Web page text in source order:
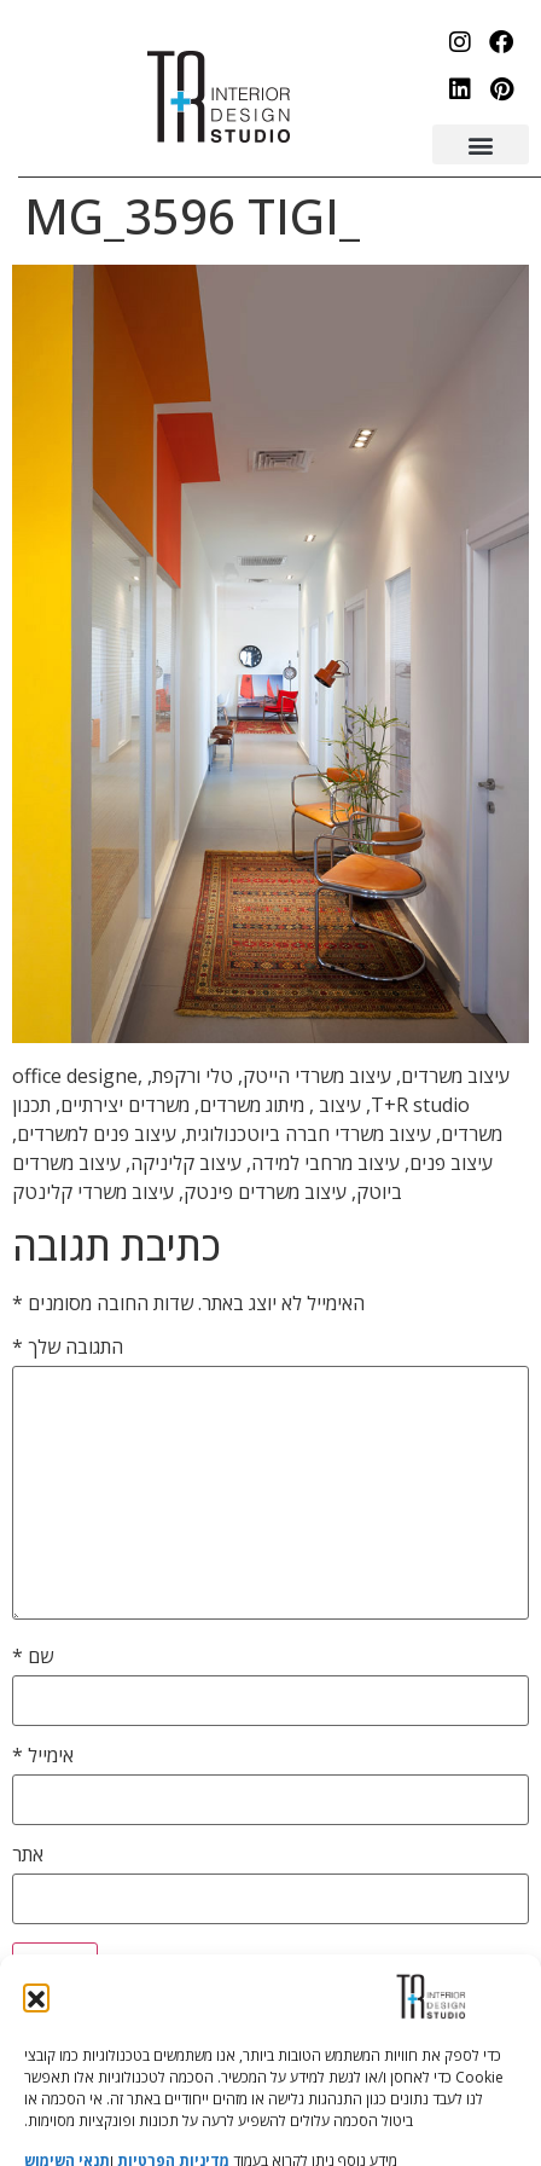
כדי לספק את חוויות המשתמש הטובות ביותר, אנו משתמשים בטכנולוגיות כמו קובצי
Cookie כדי לאחסן ו/או לגשת למידע על המכשיר. הסכמה לטכנולוגיות אלו תאפשר
לנו לעבד נתונים כגון התנהגות גלישה או מזהים ייחודיים באתר זה. אי הסכמה או
ביטול הסכמה עלולים להשפיע לרעה על תכונות ופונקציות מסוימות.
מידע נוסף ניתן לקרוא בעמוד מדיניות הפרטיות ותנאי השימוש
עיצוב משרדים, עיצוב משרדי הייטק, טלי ורקפת, office designe,
T+R studio, עיצוב , מיתוג משרדים, משרדים יצירתיים, תכנון
משרדים, עיצוב משרדי חברה ביוטכנולוגית, עיצוב פנים למשרדים,
עיצוב פנים, עיצוב מרחבי למידה, עיצוב קליניקה, עיצוב משרדים
ביוטק, עיצוב משרדים פינטק, עיצוב משרדי קלינטק
כתיבת תגובה
האימייל לא יוצג באתר.שדות החובה מסומנים *
התגובה שלך *
שם *
אימייל *
אתר
Tali Shenfeld:052.620.2446
tali@TRstudio.co.il